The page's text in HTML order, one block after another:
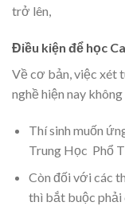
trở lên,
Điều kiện để học
Về cơ bản, việc xét
nghề hiện nay
Thí sinh muốn
Trung Học Phổ
Còn đối với các
thì bắt buộc phải